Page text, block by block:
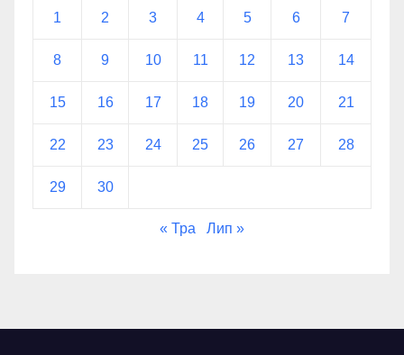
1 2 3 4 5 6 7
8 9 10 11 12 13 14
15 16 17 18 19 20 21
22 23 24 25 26 27 28
29 30
« Тра Лип »